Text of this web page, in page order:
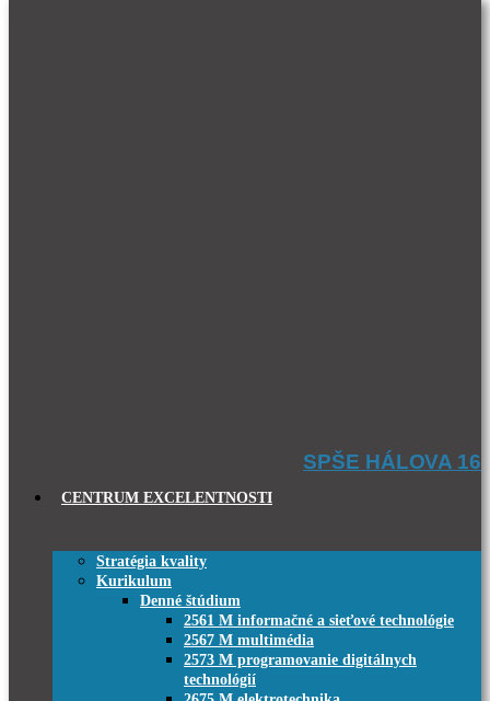
SPŠE HÁLOVA 16
CENTRUM EXCELENTNOSTI
Stratégia kvality
Kurikulum
Denné štúdium
2561 M informačné a sieťové technológie
2567 M multimédia
2573 M programovanie digitálnych
technológií